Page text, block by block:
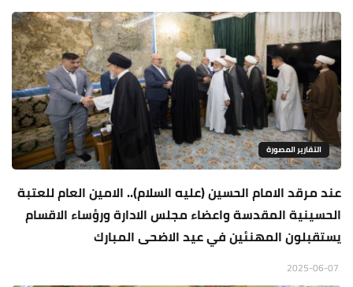
التقارير المصورة
عند مرقد الامام الحسين (عليه السلام).. الامين العام للعتبة
الحسينية المقدسة واعضاء مجلس الادارة ورؤساء الاقسام
يستقبلون المهنئين في عيد الاضحى المبارك